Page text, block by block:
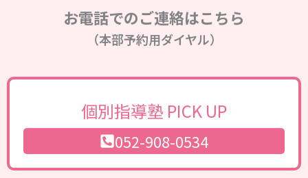
お電話でのご連絡はこちら
（本部予約用ダイヤル）
個別指導塾 PICK UP
052-908-0534